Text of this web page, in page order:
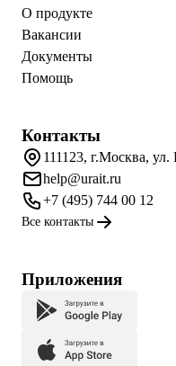
О продукте
Вакансии
Документы
Помощь
Контакты
111123, г.Москва, ул.
help@urait.ru
+7 (495) 744 00 12
Все контакты
Приложения